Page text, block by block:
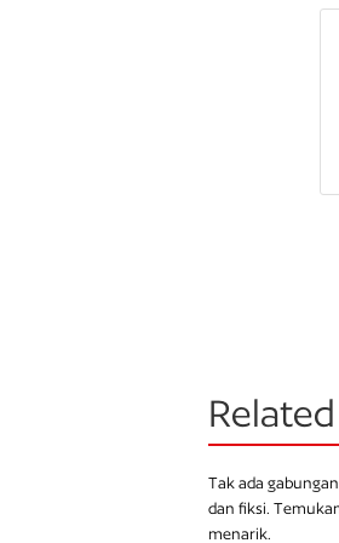
Tak ada
dan fiksi.
menarik.